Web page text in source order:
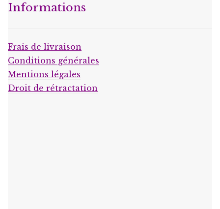
Informations
Frais de livraison
Conditions générales
Mentions légales
Droit de rétractation